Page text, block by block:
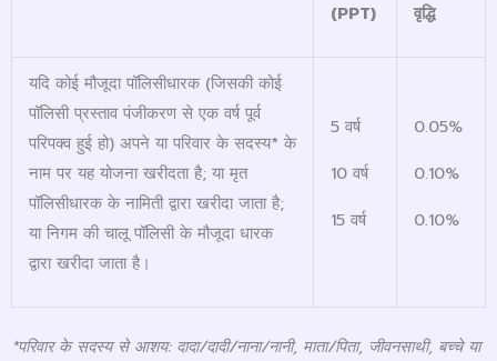
(PPT)
वृद्धि
यदि कोई मौजूदा पॉलिसीधारक (जिसकी कोई
पॉलिसी प्रस्ताव पंजीकरण से एक वर्ष पूर्व
परिपक्व हुई हो) अपने या परिवार के सदस्य* के
नाम पर यह योजना खरीदता है; या मृत
पॉलिसीधारक के नामिती द्वारा खरीदा जाता है;
या निगम की चालू पॉलिसी के मौजूदा धारक
द्वारा खरीदा जाता है।
5 वर्ष
10 वर्ष
15 वर्ष
0.05%
0.10%
0.10%
*परिवार के सदस्य से आशय: दादा/दादी/नाना/नानी, माता/पिता, जीवनसाथी, बच्चे या